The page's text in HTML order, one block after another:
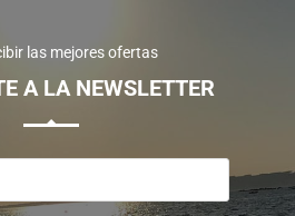
las mejores ofertas
A LA NEWSLETTER